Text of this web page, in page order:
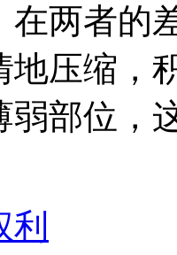
在两者的
地压缩，
弱部位，